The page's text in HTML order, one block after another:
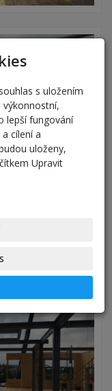
s uložením
výkonnostní,
lepší fungování
cílení a
uloženy,
Upravit